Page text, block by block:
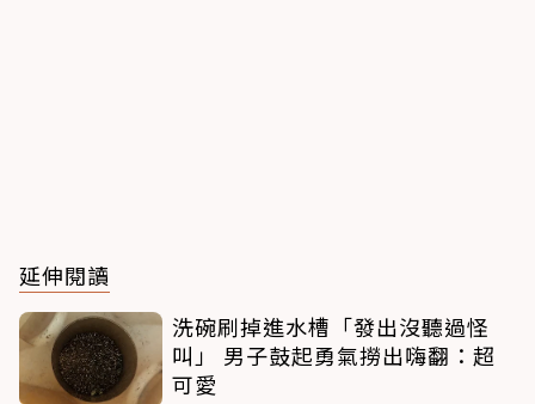
延伸閱讀
洗碗刷掉進水槽「發出沒聽過怪
叫」 男子鼓起勇氣撈出嗨翻：超
可愛